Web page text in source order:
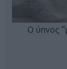
Ο ύπνος